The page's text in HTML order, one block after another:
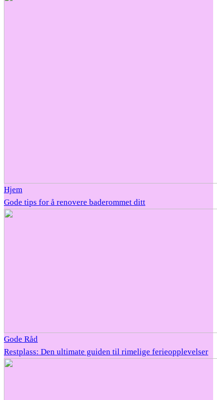
Hjem
Gode tips for å renovere baderommet ditt
Gode Råd
Restplass: Den ultimate guiden til rimelige ferieopplevelser